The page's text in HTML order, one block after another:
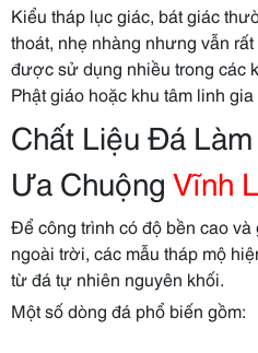
Kiểu tháp lục giác, bát giác
thoát, nhẹ nhàng nhưng vẫn
được sử dụng nhiều trong các
Phật giáo hoặc khu tâm linh gia
Chất Liệu Đá
Ưa Chuộng Vĩnh
Để công trình có độ bền cao
ngoài trời, các mẫu tháp mộ
từ đá tự nhiên nguyên khối.
Một số dòng đá phổ biến gồm: